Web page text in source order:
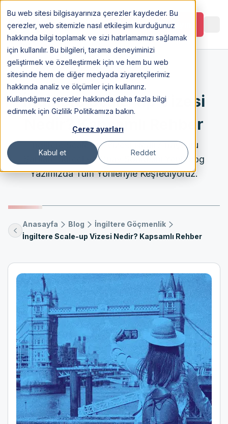
Bu web sitesi bilgisayarınıza çerezler kaydeder. Bu
çerezler, web sitemizle nasıl etkileşim kurduğunuz
hakkında bilgi toplamak ve sizi hatırlamamızı sağlamak
için kullanılır. Bu bilgileri, tarama deneyiminizi
geliştirmek ve özelleştirmek için ve hem bu web
sitesinde hem de diğer medyada ziyaretçilerimiz
hakkında analiz ve ölçümler için kullanırız.
Kullandığımız çerezler hakkında daha fazla bilgi
edinmek için Gizlilik Politikamıza bakın.
Çerez ayarları
Kabul et Reddet
Görüşme Planlayın
9 Jan 2026
İngiltere Scale-up Vizesi
Nedir? Kapsamlı Rehber
İngiltere Scale-up Vizesi Nedir? Başvuru
Şartları, Süreci ve Onay Sonrasını Yeni Blog
Yazımızda Tüm Yönleriyle Keşfediyoruz.
Anasayfa Blog
İngiltere Göçmenlik
İngiltere Scale-up Vizesi Nedir? Kapsamlı Rehber